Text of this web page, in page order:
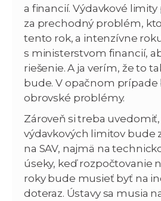
a financií. Výdavkové
za prechodný problém,
tento rok, a intenzívne
s ministerstvom financií,
riešenie. A ja verím, že to
bude. V opačnom
obrovské problémy.
Zároveň si treba
výdavkových limitov bude
na SAV, najmä na
úseky, keď rozpočtovanie
roky bude musieť byť na
doteraz. Ústavy sa musia